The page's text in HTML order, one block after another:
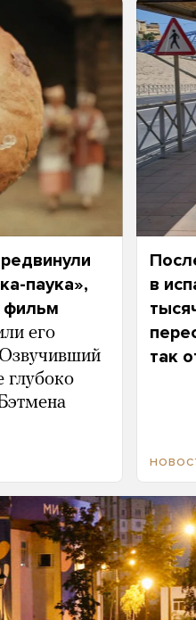
паука»,
фильм
его
глубоко
в
так